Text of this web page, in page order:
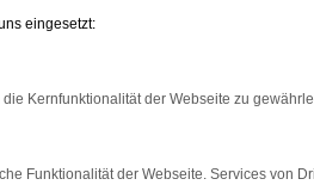
- mit
eingesetzt:
Kernfunktionalität der Webseite zu
Funktionalität der Webseite. Services von